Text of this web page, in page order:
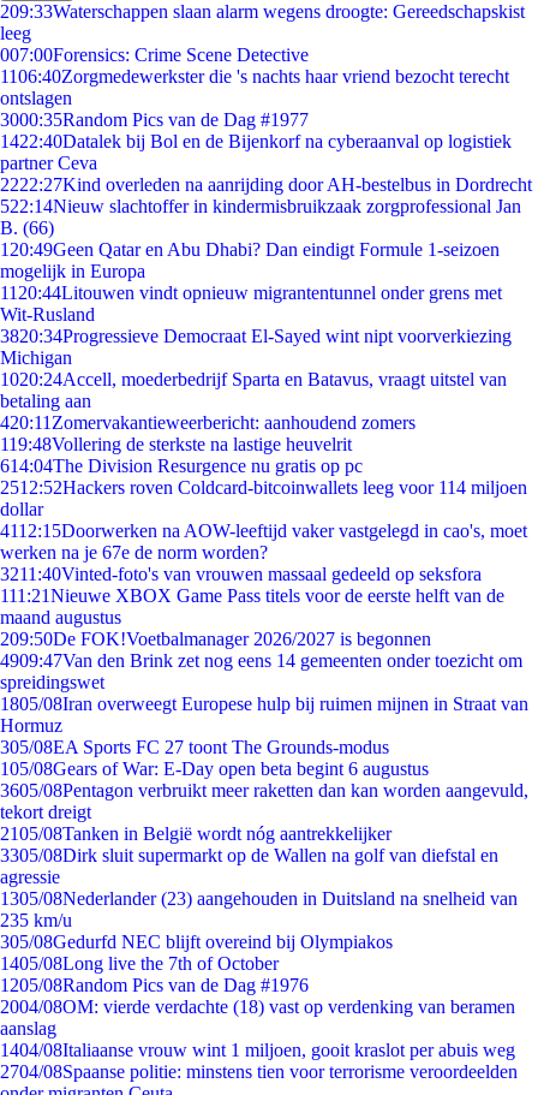
209:33Waterschappen slaan alarm wegens droogte: Gereedschapskist
leeg
007:00Forensics: Crime Scene Detective
1106:40Zorgmedewerkster die 's nachts haar vriend bezocht terecht
ontslagen
3000:35Random Pics van de Dag #1977
1422:40Datalek bij Bol en de Bijenkorf na cyberaanval op logistiek
partner Ceva
2222:27Kind overleden na aanrijding door AH-bestelbus in Dordrecht
522:14Nieuw slachtoffer in kindermisbruikzaak zorgprofessional Jan
B. (66)
1 20:49Geen Qatar en Abu Dhabi? Dan eindigt Formule 1-seizoen
mogelijk in Europa
11 20:44Litouwen vindt opnieuw migrantentunnel onder grens met
Wit-Rusland
3820:34Progressieve Democraat El-Sayed wint nipt voorverkiezing
Michigan
1020:24Accell, moederbedrijf Sparta en Batavus, vraagt uitstel van
betaling aan
420:11 Zomervakantieweerbericht: aanhoudend zomers
119:48Vollering de sterkste na lastige heuvelrit
614:04The Division Resurgence nu gratis op pc
2512:52Hackers roven Coldcard-bitcoinwallets leeg voor 114 miljoen
dollar
4112:15Doorwerken na AOW-leeftijd vaker vastgelegd in cao's, moet
werken na je 67e de norm worden?
3211:40Vinted-foto's van vrouwen massaal gedeeld op seksfora
111:21Nieuwe XBOX Game Pass titels voor de eerste helft van de
maand augustus
209:50De FOK!Voetbalmanager 2026/2027 is begonnen
4909:47Van den Brink zet nog eens 14 gemeenten onder toezicht om
spreidingswet
1805/08Iran overweegt Europese hulp bij ruimen mijnen in Straat van
Hormuz
305/08EA Sports FC 27 toont The Grounds-modus
105/08Gears of War: E-Day open beta begint 6 augustus
3605/08Pentagon verbruikt meer raketten dan kan worden aangevuld,
tekort dreigt
2105/08Tanken in België wordt nóg aantrekkelijker
3305/08Dirk sluit supermarkt op de Wallen na golf van diefstal en
agressie
1305/08Nederlander (23) aangehouden in Duitsland na snelheid van
235 km/u
305/08Gedurfd NEC blijft overeind bij Olympiakos
1405/08Long live the 7th of October
1205/08Random Pics van de Dag #1976
2004/08OM: vierde verdachte (18) vast op verdenking van beramen
aanslag
1404/08Italiaanse vrouw wint 1 miljoen, gooit kraslot per abuis weg
2704/08Spaanse politie: minstens tien voor terrorisme veroordeelden